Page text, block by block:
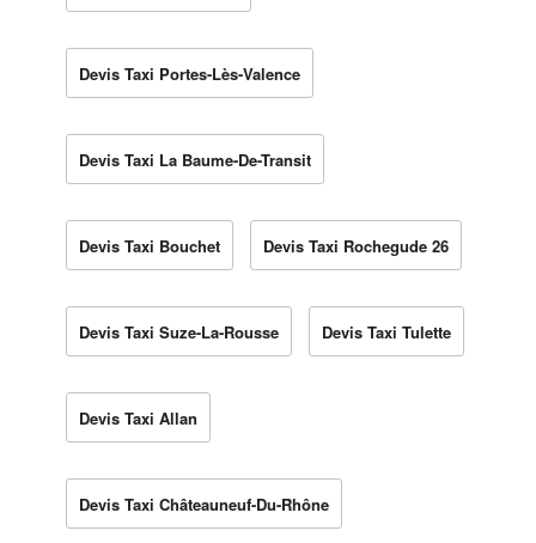
Devis Taxi Portes-Lès-Valence
Devis Taxi La Baume-De-Transit
Devis Taxi Bouchet Devis Taxi Rochegude 26
Devis Taxi Suze-La-Rousse Devis Taxi Tulette
Devis Taxi Allan
Devis Taxi Châteauneuf-Du-Rhône